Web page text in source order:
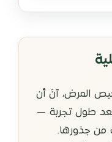
المرض، آنَ أن
طول تجربة —
من جذورها.